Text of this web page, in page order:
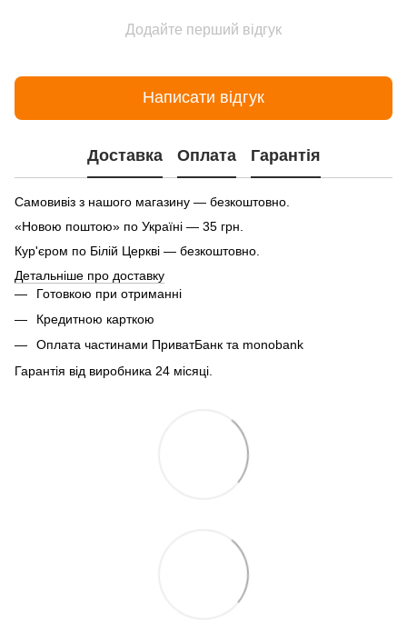
Додайте перший відгук
Написати відгук
Доставка Оплата Гарантія
Самовивіз з нашого магазину — безкоштовно.
«Новою поштою» по Україні — 35 грн.
Кур'єром по Білій Церкві — безкоштовно.
Детальніше про доставку
Готовкою при отриманні
Кредитною карткою
Оплата частинами ПриватБанк та monobank
Гарантія від виробника 24 місяці.